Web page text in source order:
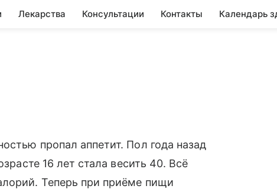
Лекарства Консультации Контакты Календарь
пропал аппетит. Пол года назад
16 лет стала весить 40. Всё
Теперь при приёме пищи